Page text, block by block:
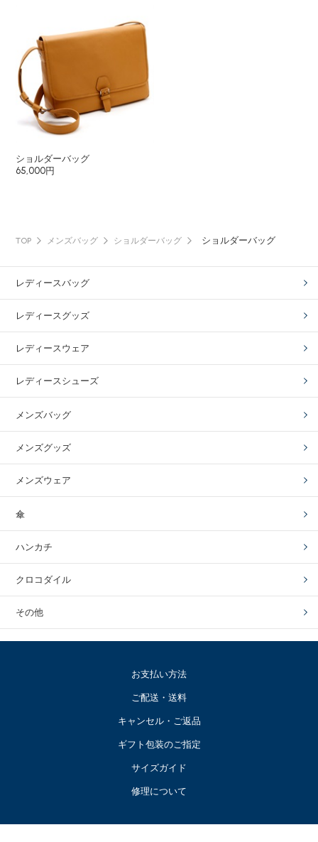
ショルダーバッグ
65,000円
TOP メンズバッグ ショルダーバッグ ショルダーバッグ
レディースバッグ
レディースグッズ
レディースウェア
レディースシューズ
メンズバッグ
メンズグッズ
メンズウェア
傘
ハンカチ
クロコダイル
その他
お支払い方法
ご配送・送料
キャンセル・ご返品
ギフト包装のご指定
サイズガイド
修理について